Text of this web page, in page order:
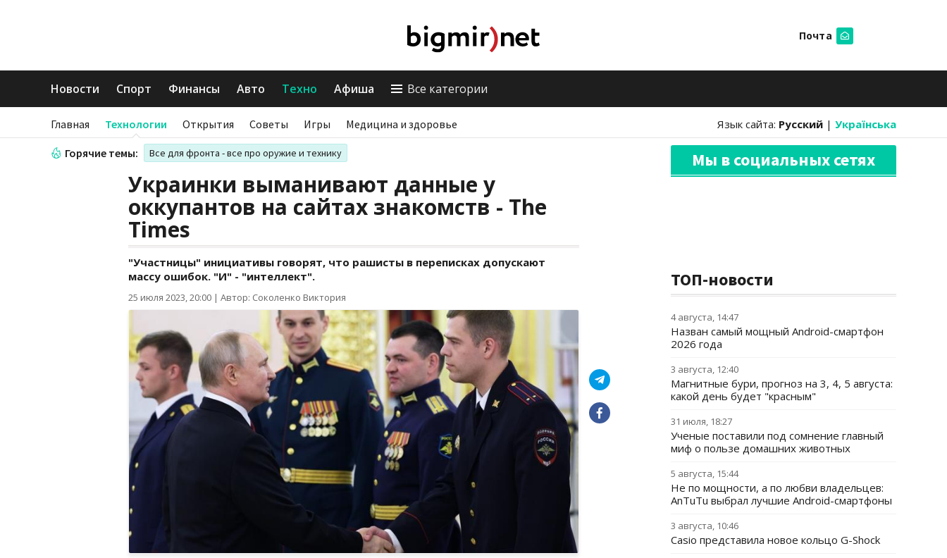
Почта
Новости Спорт Финансы Авто Техно Афиша Все категории
Главная Технологии Открытия Советы Игры Медицина и здоровье Язык сайта: Русский | Українська
Горячие темы: Все для фронта - все про оружие и технику
Украинки выманивают данные у
оккупантов на сайтах знакомств - The
Times
"Участницы" инициативы говорят, что рашисты в переписках допускают
массу ошибок. "И" - "интеллект".
25 июля 2023, 20:00 | Автор: Соколенко Виктория
Мы в социальных сетях
ТОП-новости
4 августа, 14:47
Назван самый мощный Android-смартфон
2026 года
3 августа, 12:40
Магнитные бури, прогноз на 3, 4, 5 августа:
какой день будет "красным"
31 июля, 18:27
Ученые поставили под сомнение главный
миф о пользе домашних животных
5 августа, 15:44
Не по мощности, а по любви владельцев:
AnTuTu выбрал лучшие Android-смартфоны
3 августа, 10:46
Casio представила новое кольцо G-Shock